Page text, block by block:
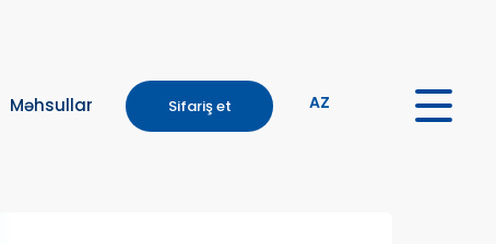
Məhsullar Sifariş et AZ